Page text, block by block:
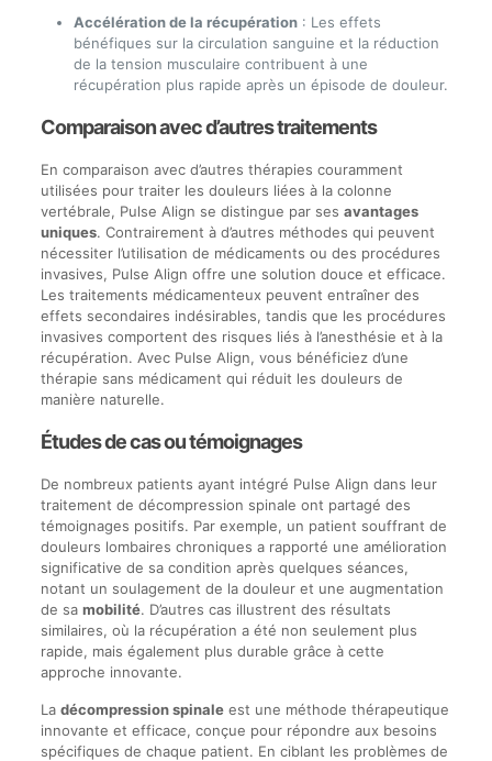
Accélération de la récupération: Les effets
bénéfiques sur la circulation sanguine et la réduction
de la tension musculaire contribuent à une
récupération plus rapide après un épisode de douleur.
Comparaison avec d’autres traitements
En comparaison avec d’autres thérapies couramment
utilisées pour traiter les douleurs liées à la colonne
vertébrale, Pulse Align se distingue par ses avantages
uniques. Contrairement à d’autres méthodes qui peuvent
nécessiter l’utilisation de médicaments ou des procédures
invasives, Pulse Align offre une solution douce et efficace.
Les traitements médicamenteux peuvent entraîner des
effets secondaires indésirables, tandis que les procédures
invasives comportent des risques liés à l’anesthésie et à la
récupération. Avec Pulse Align, vous bénéficiez d’une
thérapie sans médicament qui réduit les douleurs de
manière naturelle.
Études de cas ou témoignages
De nombreux patients ayant intégré Pulse Align dans leur
traitement de décompression spinale ont partagé des
témoignages positifs. Par exemple, un patient souffrant de
douleurs lombaires chroniques a rapporté une amélioration
significative de sa condition après quelques séances,
notant un soulagement de la douleur et une augmentation
de sa mobilité. D’autres cas illustrent des résultats
similaires, où la récupération a été non seulement plus
rapide, mais également plus durable grâce à cette
approche innovante.
La décompression spinaleest une méthode thérapeutique
innovante et efficace, conçue pour répondre aux besoins
spécifiques de chaque patient. En ciblant les problèmes de